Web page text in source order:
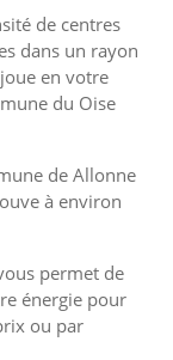
de centres
dans un rayon
en votre
du Oise
de Allonne
à environ
permet de
énergie pour
ou par